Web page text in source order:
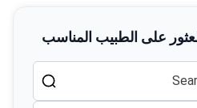
على الطبيب المناسب